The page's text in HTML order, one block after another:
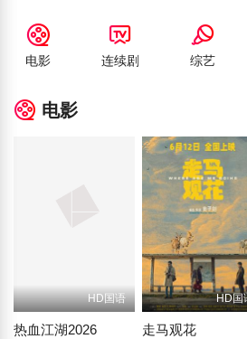
电影 连续剧 综艺
电影
HD国语
热血江湖2026
HD国
走马观花